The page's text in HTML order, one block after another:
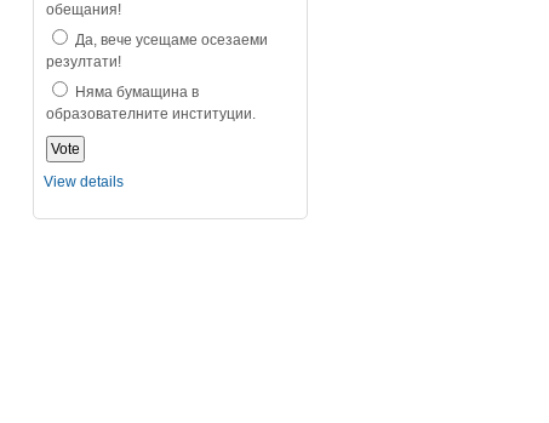
обещания!
Да, вече усещаме осезаеми
резултати!
Няма бумащина в
образователните институции.
View details